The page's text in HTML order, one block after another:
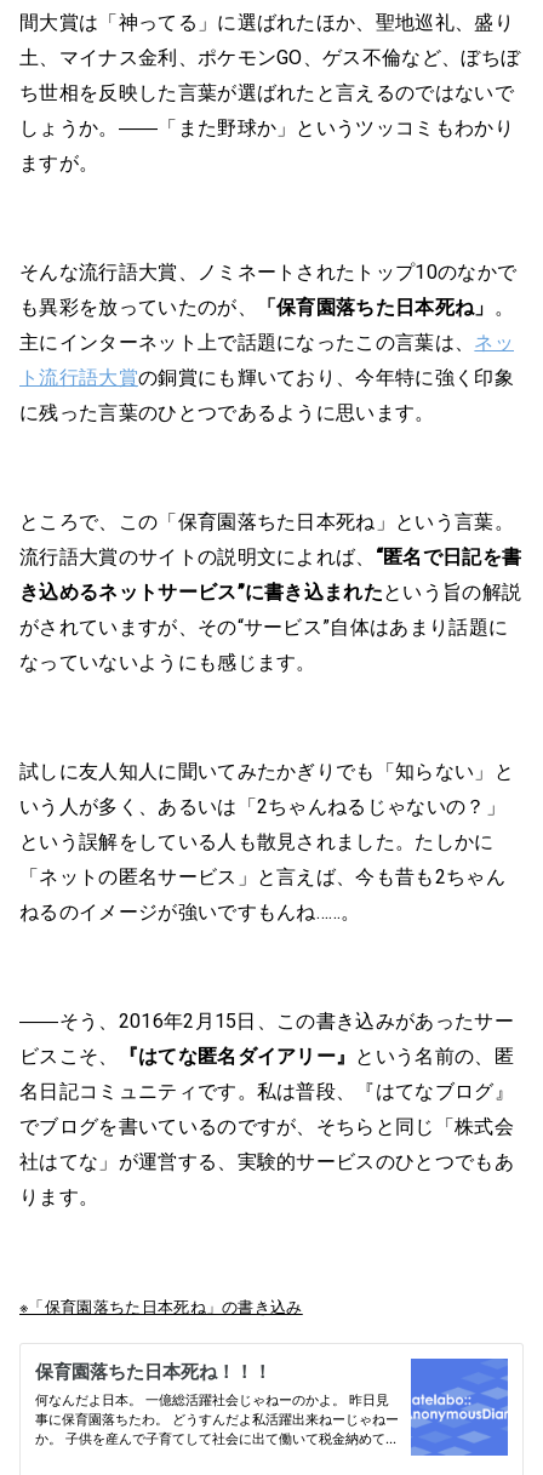
間大賞は「神ってる」に選ばれたほか、聖地巡礼、盛り
土、マイナス金利、ポケモンGO、ゲス不倫など、ぼちぼ
ち世相を反映した言葉が選ばれたと言えるのではないで
しょうか。――「また野球か」というツッコミもわかり
ますが。
そんな流行語大賞、ノミネートされたトップ10のなかで
も異彩を放っていたのが、
「保育園落ちた日本死ね」 。
主にインターネット上で話題になったこの言葉は、 ネッ
ト流行語大賞の銅賞にも輝いており、今年特に強く印象
に残った言葉のひとつであるように思います。
ところで、この「保育園落ちた日本死ね」という言葉。
流行語大賞のサイトの説明文によれば、 “匿名で日記を書
き込めるネットサービス”に書き込まれたという旨の解説
がされていますが、その“サービス”自体はあまり話題に
なっていないようにも感じます。
試しに友人知人に聞いてみたかぎりでも「知らない」と
いう人が多く、あるいは「2ちゃんねるじゃないの？」
という誤解をしている人も散見されました。たしかに
「ネットの匿名サービス」と言えば、今も昔も2ちゃん
ねるのイメージが強いですもんね……。
――そう、2016年2月15日、この書き込みがあったサー
ビスこそ、
『はてな匿名ダイアリー』 という名前の、匿
名日記コミュニティです。私は普段、『はてなブログ』
でブログを書いているのですが、そちらと同じ「株式会
社はてな」が運営する、実験的サービスのひとつでもあ
ります。
※「保育園落ちた日本死ね」の書き込み